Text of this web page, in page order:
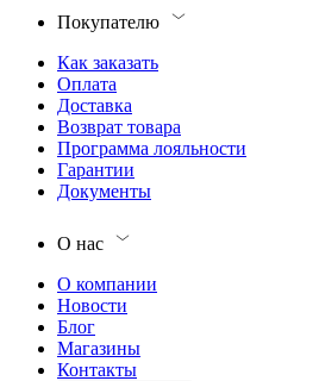
Покупателю
Как заказать
Оплата
Доставка
Возврат товара
Программа лояльности
Гарантии
Документы
О нас
О компании
Новости
Блог
Магазины
Контакты